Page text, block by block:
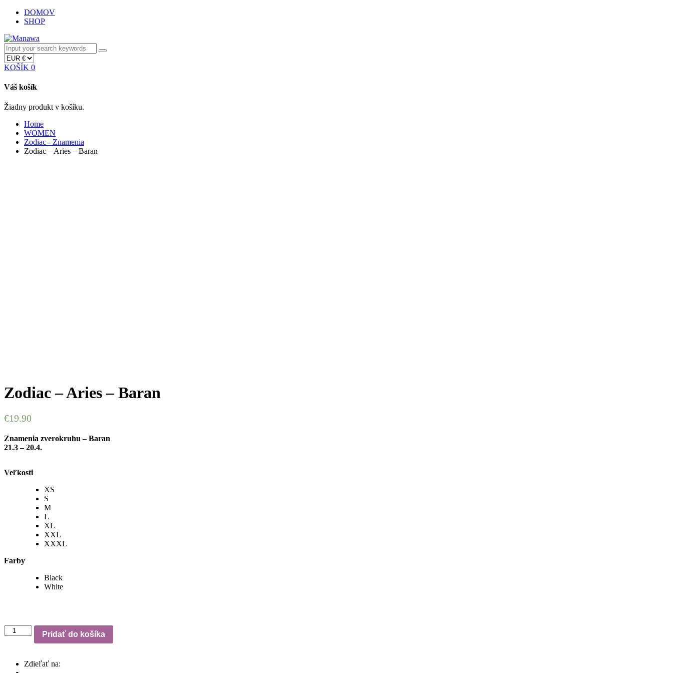
Skip
DOMOV
SHOP
KOŠÍK 0
Váš košík
Žiadny produkt v košíku.
Home
WOMEN
Zodiac - Znamenia
Zodiac – Aries – Baran
Zodiac – Aries – Baran
€19.90
Znamenia zverokruhu – Baran
21.3 – 20.4.
Veľkosti
XS
S
M
L
XL
XXL
XXXL
Farby
Black
White
množstvo
Zodiac
Pridať do košíka
Zdieľať na: